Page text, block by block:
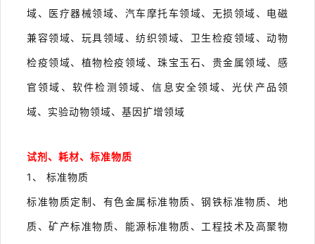
域、医疗器械领域、汽车摩托车领域、无损领域、电磁
兼容领域、玩具领域、纺织领域、卫生检疫领域、动物
检疫领域、植物检疫领域、珠宝玉石、贵金属领域、感
官领域、软件检测领域、信息安全领域、光伏产品领
域、实验动物领域、基因扩增领域
试剂、耗材、标准物质
1、 标准物质
标准物质定制、有色金属标准物质、钢铁标准物质、地
质、矿产标准物质、能源标准物质、工程技术及高聚物